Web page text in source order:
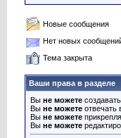
Новые сообщения
Нет новых
Тема закрыта
Ваши права в разделе
Вы не можете
Вы не можете отвечать
Вы не можете
Вы не можете